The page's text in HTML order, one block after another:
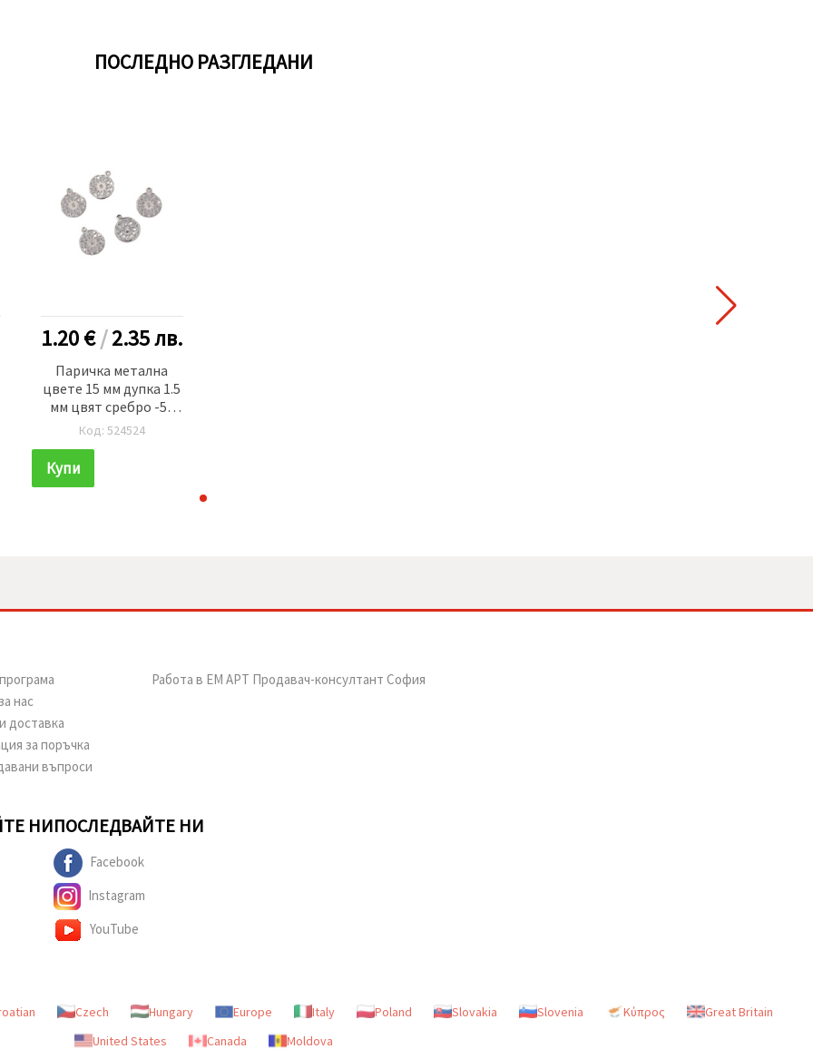
ПОСЛЕДНО РАЗГЛЕДАНИ
1.20 €/2.35лв.
Паричка метална
цвете 15 мм дупка 1.5
мм цвят сребро -50
броя
Код: 524524
Купи
нас
доставка
за поръчка
въпроси
Работа в ЕМ АРТ Продавач-консултант София
НИПОСЛЕДВАЙТЕ НИ
Facebook
Instagram
YouTube
Czech Hungary Europe Italy Poland Slovakia Slovenia Κύπρος
Great Britain
United States
Canada Moldova